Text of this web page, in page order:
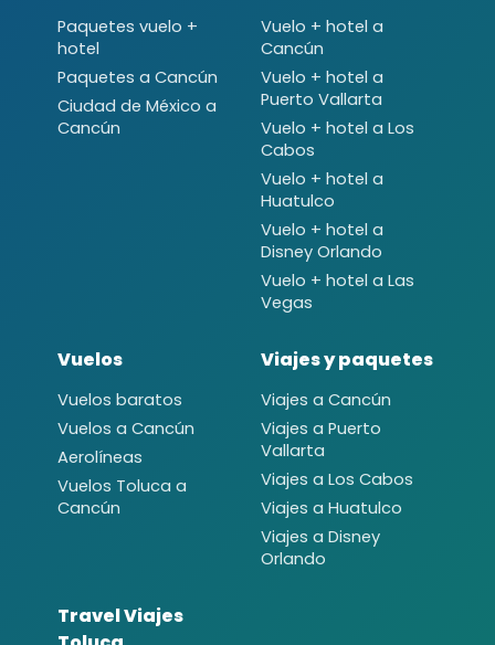
Paquetes vuelo +
hotel
Paquetes a Cancún
Ciudad de México a
Cancún
Vuelo + hotel a
Cancún
Vuelo + hotel a
Puerto Vallarta
Vuelo + hotel a Los
Cabos
Vuelo + hotel a
Huatulco
Vuelo + hotel a
Disney Orlando
Vuelo + hotel a Las
Vegas
Vuelos
Vuelos baratos
Vuelos a Cancún
Aerolíneas
Vuelos Toluca a
Cancún
Viajes y paquetes
Viajes a Cancún
Viajes a Puerto
Vallarta
Viajes a Los Cabos
Viajes a Huatulco
Viajes a Disney
Orlando
Travel Viajes